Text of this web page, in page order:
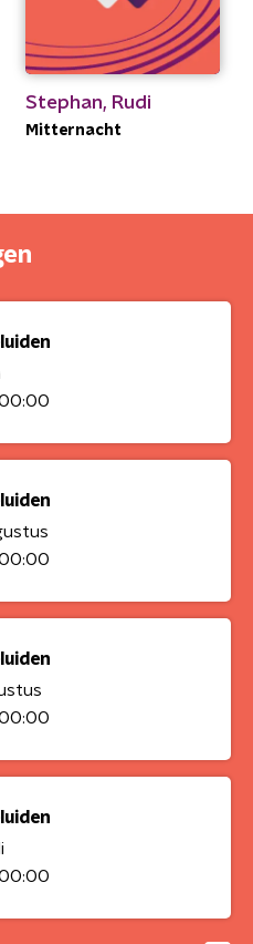
Stephan, Rudi
Mitternacht